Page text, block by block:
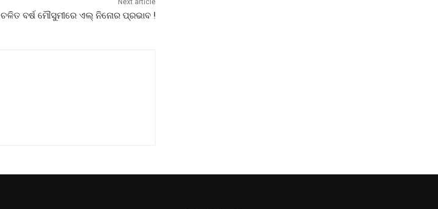
Next article
ଚଳିତ ବର୍ଷ ମୌସୁମୀରେ ଏଲ୍‌ ନିନୋର ପ୍ରଭାବ !